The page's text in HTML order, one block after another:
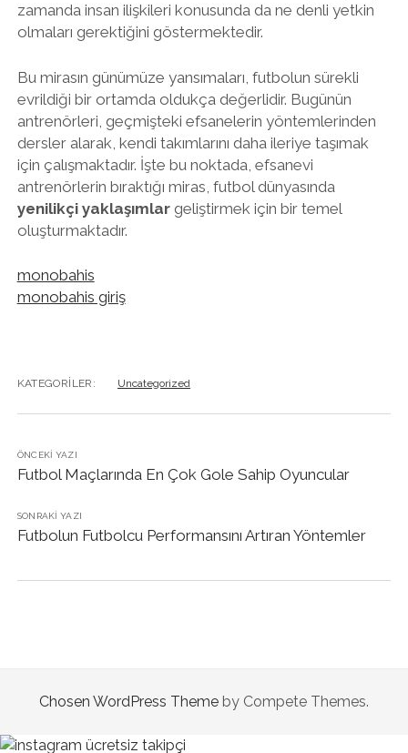
zamanda insan ilişkileri konusunda da ne denli yetkin
olmaları gerektiğini göstermektedir.
Bu mirasın günümüze yansımaları, futbolun sürekli
evrildiği bir ortamda oldukça değerlidir. Bugünün
antrenörleri, geçmişteki efsanelerin yöntemlerinden
dersler alarak, kendi takımlarını daha ileriye taşımak
için çalışmaktadır. İşte bu noktada, efsanevi
antrenörlerin bıraktığı miras, futbol dünyasında
yenilikçi yaklaşımlargeliştirmek için bir temel
oluşturmaktadır.
monobahis
monobahis giriş
KATEGORILER: Uncategorized
ÖNCEKI YAZI
Futbol Maçlarında En Çok Gole Sahip Oyuncular
SONRAKI YAZI
Futbolun Futbolcu Performansını Artıran Yöntemler
Chosen WordPress Theme by Compete Themes.